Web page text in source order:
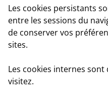
Les cookies persistants
entre les sessions du
de conserver vos
sites.
Les cookies internes sont
visitez.